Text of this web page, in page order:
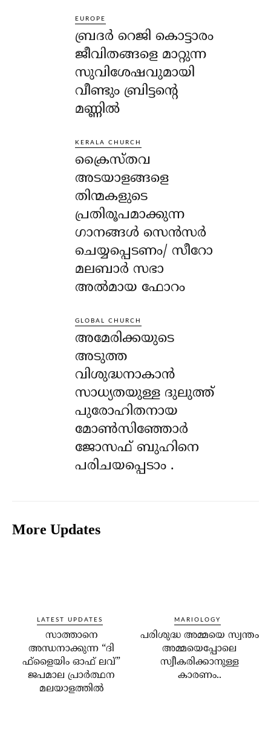
EUROPE
ബ്രദർ റെജി കൊട്ടാരം
ജീവിതങ്ങളെ മാറ്റുന്ന
സുവിശേഷവുമായി
വീണ്ടും ബ്രിട്ടന്റെ
മണ്ണിൽ
KERALA CHURCH
ക്രൈസ്തവ
അടയാളങ്ങളെ
തിന്മകളുടെ
പ്രതിരൂപമാക്കുന്ന
ഗാനങ്ങൾ സെൻസർ
ചെയ്യപ്പെടണം/ സീറോ
മലബാർ സഭാ
അൽമായ ഫോറം
GLOBAL CHURCH
അമേരിക്കയുടെ
അടുത്ത
വിശുദ്ധനാകാൻ
സാധ്യതയുള്ള ദുലുത്ത്
പുരോഹിതനായ
മോൺസിഞ്ഞോർ
ജോസഫ് ബുഹിനെ
പരിചയപ്പെടാം .
More Updates
LATEST UPDATES
സാത്താനെ
അന്ധനാക്കുന്ന “ദി
ഫ്‌ളൈയിം ഓഫ് ലവ്”
ജപമാല പ്രാർത്ഥന
മലയാളത്തിൽ
MARIOLOGY
പരിശുദ്ധ അമ്മയെ സ്വന്തം
അമ്മയെപ്പോലെ
സ്വീകരിക്കാനുള്ള
കാരണം..